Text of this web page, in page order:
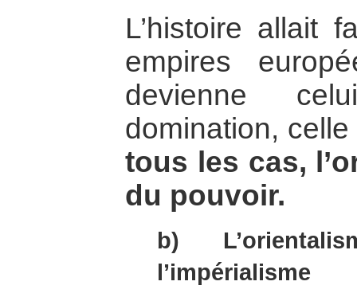
L’histoire allait
empires
devienne
domination,
tous les cas,
du pouvoir.
b)
l’impérialisme